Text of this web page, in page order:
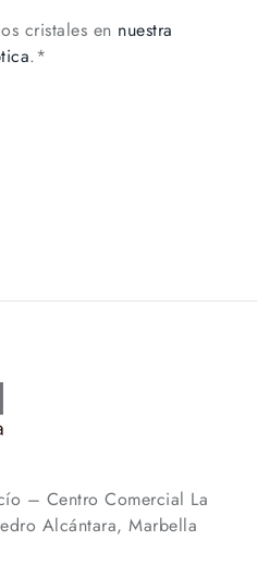
cristales en nuestra
.*
– Centro Comercial La
Alcántara, Marbella